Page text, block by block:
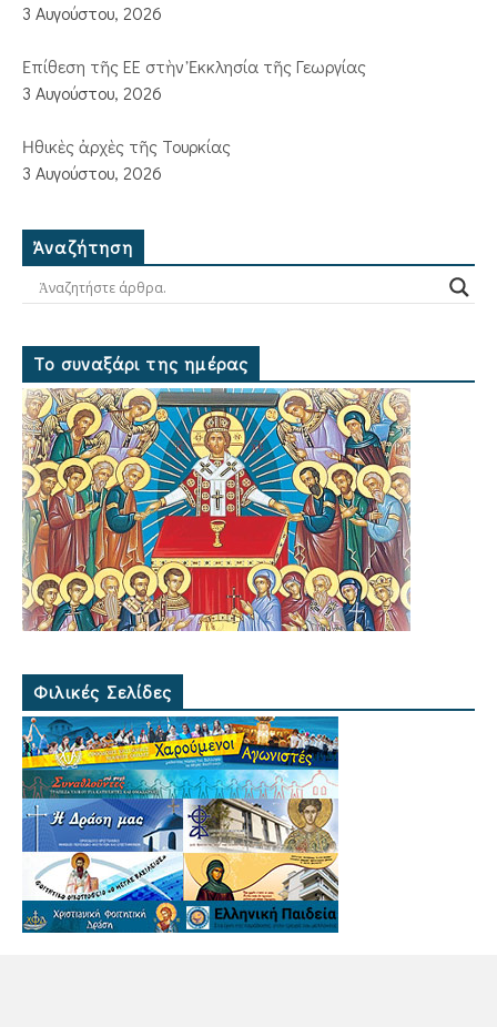
3 Αυγούστου, 2026
Ἐπίθεση τῆς ΕΕ στὴν Ἐκκλησία τῆς Γεωργίας
3 Αυγούστου, 2026
Ἠθικὲς ἀρχὲς τῆς Τουρκίας
3 Αυγούστου, 2026
Ἀναζήτηση
Το συναξάρι της ημέρας
Φιλικές Σελίδες